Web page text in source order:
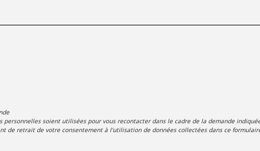
personnelles soient utilisées pour vous recontacter dans le cadre de la demande
de retrait de votre consentement à l'utilisation de données collectées dans ce